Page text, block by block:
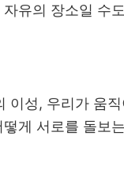
유의 장소일 수
이성, 우리가 움
게 서로를 돌보